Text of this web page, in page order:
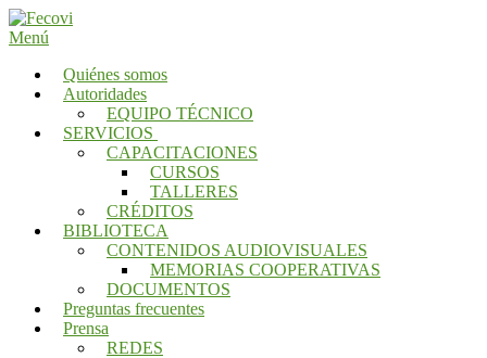
Saltar
al
Menú
Quiénes somos
Autoridades
EQUIPO TÉCNICO
SERVICIOS
CAPACITACIONES
CURSOS
TALLERES
CRÉDITOS
BIBLIOTECA
CONTENIDOS AUDIOVISUALES
MEMORIAS COOPERATIVAS
DOCUMENTOS
Preguntas frecuentes
Prensa
REDES